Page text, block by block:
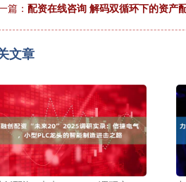
篇： 配资在线咨询 解码双循环下的资产
文章